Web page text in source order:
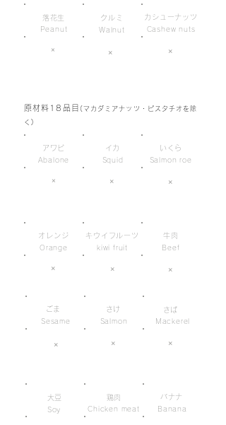
Peanut
落花生
×
クルミ
Walnut
×
Cashew nuts
カシューナッツ
×
原材料18品目 (マカダミアナッツ・ピスタチオを除
く)
Abalone
×
イカ
Squid
×
Salmon roe
×
アワビ いくら
Orange
×
キウイフルーツ
kiwi fruit
×
オレンジ
Beef
牛肉
×
Sesame
ごま
×
Salmon
さけ
×
Mackerel
さば
×
Soy
大豆
Chicken meat
鶏肉
Banana
バナナ